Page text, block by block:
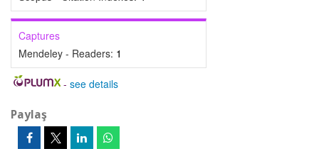
Captures
Mendeley - Readers: 1
- see details
Paylaş